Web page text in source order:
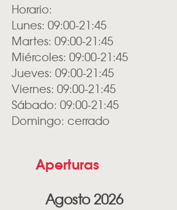
Horario:
Lunes: 09:00-21:45
Martes: 09:00-21:45
Miércoles: 09:00-21:45
Jueves: 09:00-21:45
Viernes: 09:00-21:45
Sábado: 09:00-21:45
Domingo: cerrado
Aperturas
Agosto 2026